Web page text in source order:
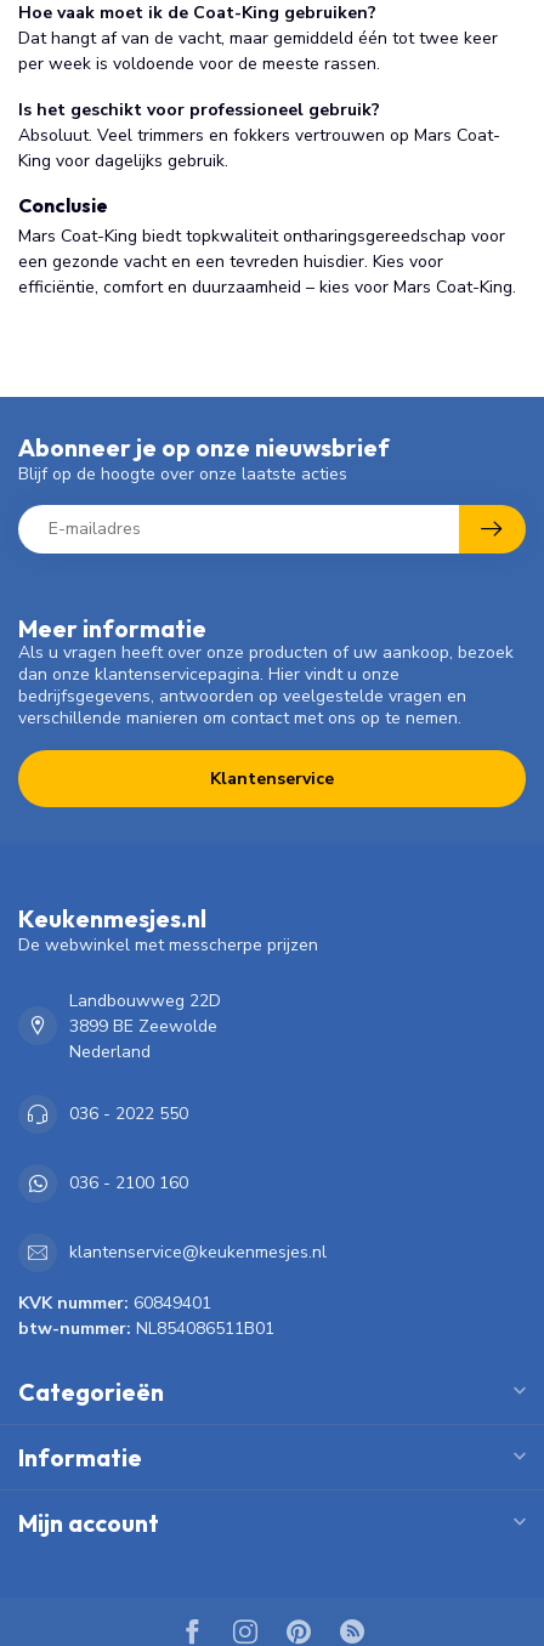
Hoe vaak moet ik de Coat-King gebruiken?
Dat hangt af van de vacht, maar gemiddeld één tot twee keer
per week is voldoende voor de meeste rassen.
Is het geschikt voor professioneel gebruik?
Absoluut. Veel trimmers en fokkers vertrouwen op Mars Coat-
King voor dagelijks gebruik.
Conclusie
Mars Coat-King biedt topkwaliteit ontharingsgereedschap voor
een gezonde vacht en een tevreden huisdier. Kies voor
efficiëntie, comfort en duurzaamheid – kies voor Mars Coat-King.
Meer informatie
Als u vragen heeft over onze producten of uw aankoop, bezoek
dan onze klantenservicepagina. Hier vindt u onze
bedrijfsgegevens, antwoorden op veelgestelde vragen en
verschillende manieren om contact met ons op te nemen.
Klantenservice
Abonneer je op onze nieuwsbrief
Blijf op de hoogte over onze laatste acties
Keukenmesjes.nl
De webwinkel met messcherpe prijzen
Landbouwweg 22D
3899 BE Zeewolde
Nederland
036 - 2022 550
036 - 2100 160
klantenservice@keukenmesjes.nl
KVK nummer: 60849401
btw-nummer: NL854086511B01
Categorieën
Informatie
Mijn account